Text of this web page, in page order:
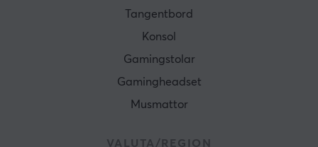
Tangentbord
Konsol
Gamingstolar
Gamingheadset
Musmattor
VALUTA/REGION